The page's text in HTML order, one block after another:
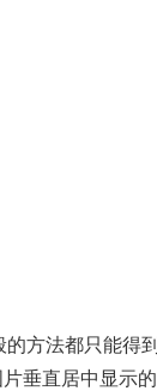
方法都只能得
垂直居中显示的